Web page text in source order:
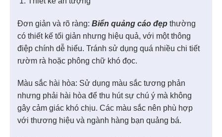
Đơn giản và rõ ràng: Biển quảng cáo đẹp thường
có thiết kế tối giản nhưng hiệu quả, với một thông
điệp chính dễ hiểu. Tránh sử dụng quá nhiều chi tiết
rườm rà hoặc phông chữ khó đọc.
Màu sắc hài hòa: Sử dụng màu sắc tương phản
nhưng phải hài hòa để thu hút sự chú ý mà không
gây cảm giác khó chịu. Các màu sắc nên phù hợp
với thương hiệu và ngành hàng bạn quảng bá.